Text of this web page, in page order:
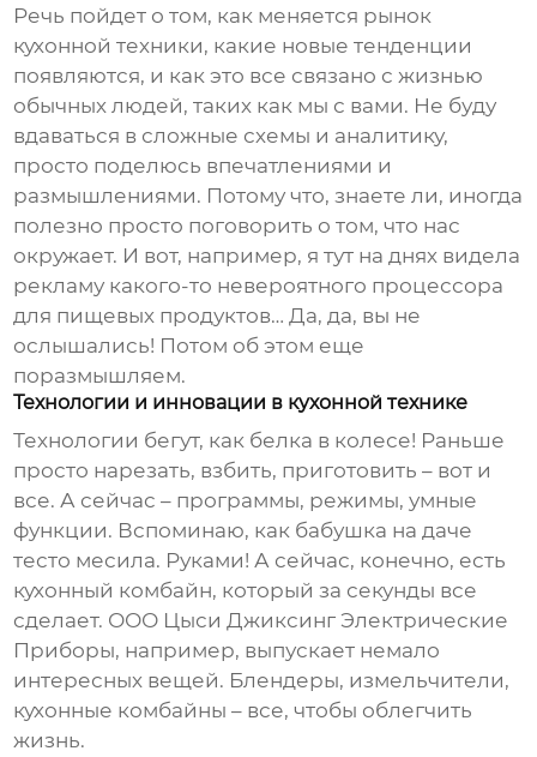
Речь пойдет о том, как меняется рынок
кухонной техники, какие новые тенденции
появляются, и как это все связано с жизнью
обычных людей, таких как мы с вами. Не буду
вдаваться в сложные схемы и аналитику,
просто поделюсь впечатлениями и
размышлениями. Потому что, знаете ли, иногда
полезно просто поговорить о том, что нас
окружает. И вот, например, я тут на днях видела
рекламу какого-то невероятного процессора
для пищевых продуктов… Да, да, вы не
ослышались! Потом об этом еще
поразмышляем.
Технологии и инновации в кухонной технике
Технологии бегут, как белка в колесе! Раньше
просто нарезать, взбить, приготовить – вот и
все. А сейчас – программы, режимы, умные
функции. Вспоминаю, как бабушка на даче
тесто месила. Руками! А сейчас, конечно, есть
кухонный комбайн, который за секунды все
сделает. ООО Цыси Джиксинг Электрические
Приборы, например, выпускает немало
интересных вещей. Блендеры, измельчители,
кухонные комбайны – все, чтобы облегчить
жизнь.